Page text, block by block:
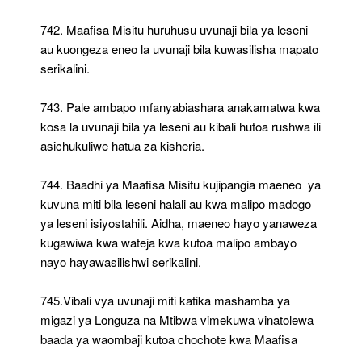
742. Maafisa Misitu huruhusu uvunaji bila ya leseni
au kuongeza eneo la uvunaji bila kuwasilisha mapato
serikalini.
743. Pale ambapo mfanyabiashara anakamatwa kwa
kosa la uvunaji bila ya leseni au kibali hutoa rushwa ili
asichukuliwe hatua za kisheria.
744. Baadhi ya Maafisa Misitu kujipangia maeneo ya
kuvuna miti bila leseni halali au kwa malipo madogo
ya leseni isiyostahili. Aidha, maeneo hayo yanaweza
kugawiwa kwa wateja kwa kutoa malipo ambayo
nayo hayawasilishwi serikalini.
745.Vibali vya uvunaji miti katika mashamba ya
migazi ya Longuza na Mtibwa vimekuwa vinatolewa
baada ya waombaji kutoa chochote kwa Maafisa